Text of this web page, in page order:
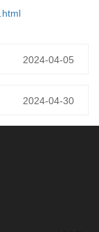
2024-04-05
2024-04-30